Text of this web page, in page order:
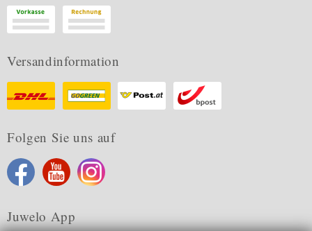
Versandinformation
Folgen Sie uns auf
Juwelo App